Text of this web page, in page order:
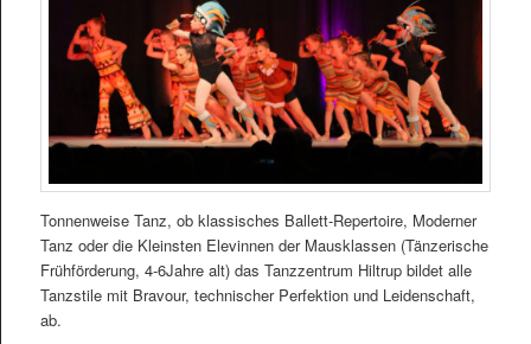
Tonnenweise Tanz, ob klassisches Ballett-Repertoire, Moderner
Tanz oder die Kleinsten Elevinnen der Mausklassen (Tänzerische
Frühförderung, 4-6Jahre alt) das Tanzzentrum Hiltrup bildet alle
Tanzstile mit Bravour, technischer Perfektion und Leidenschaft,
ab.